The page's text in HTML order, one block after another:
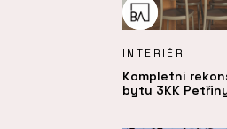
INTERIÉR
Kompletní
bytu 3KK